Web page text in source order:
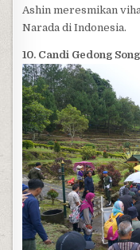
Ashin meresmikan
Narada di Indonesia.
10. Candi Gedong